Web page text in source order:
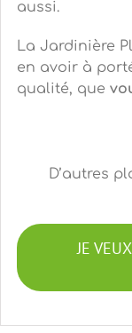
aussi.
La Jardinière
en avoir à
qualité, que
D’autres
JE